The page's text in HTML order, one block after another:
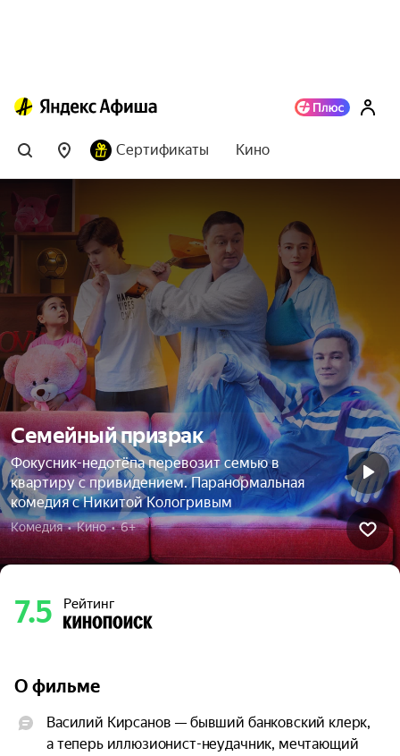
Сертификаты Кино
Семейный призрак
Фокусник-недотёпа перевозит семью в
квартиру с привидением. Паранормальная
комедия с Никитой Кологривым
Комедия  •  Кино  •  6+
7.5 Рейтинг
О фильме
Василий Кирсанов — бывший банковский клерк,
а теперь иллюзионист-неудачник, мечтающий